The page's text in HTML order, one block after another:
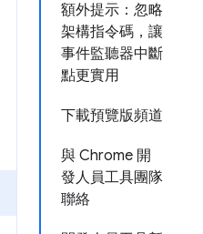
額外提示：忽略
架構指令碼，讓
事件監聽器中斷
點更實用
下載預覽版頻道
與 Chrome 開
發人員工具團隊
聯絡